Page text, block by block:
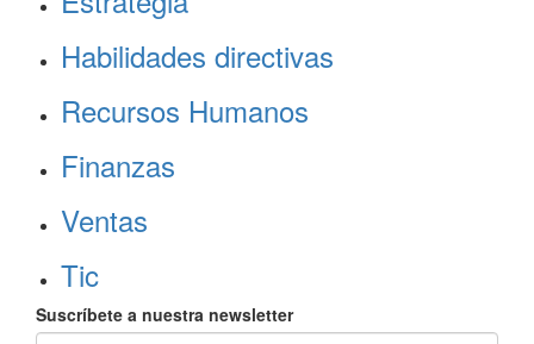
Habilidades directivas
Recursos Humanos
Finanzas
Ventas
Tic
Suscríbete a nuestra newsletter